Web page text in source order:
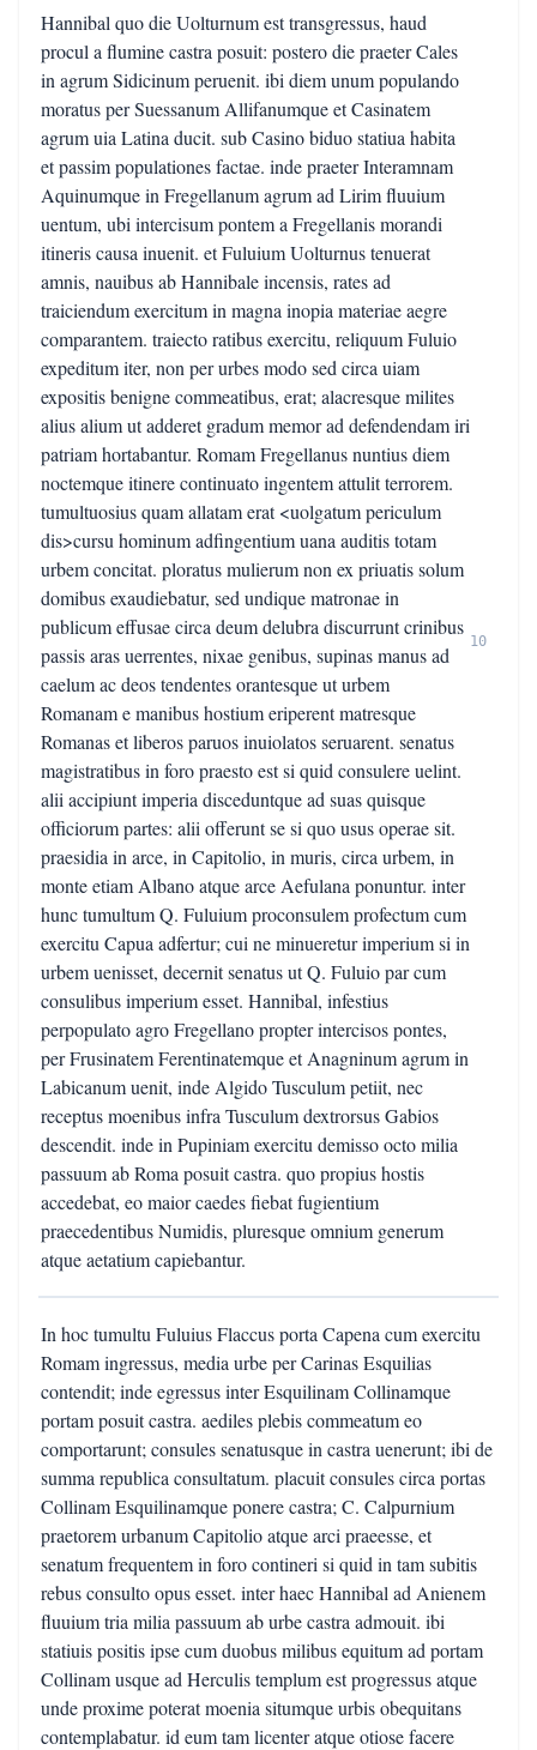
Hannibal quo die Uolturnum est transgressus, haud
procul a flumine castra posuit: postero die praeter Cales
in agrum Sidicinum peruenit. ibi diem unum populando
moratus per Suessanum Allifanumque et Casinatem
agrum uia Latina ducit. sub Casino biduo statiua habita
et passim populationes factae. inde praeter Interamnam
Aquinumque in Fregellanum agrum ad Lirim fluuium
uentum, ubi intercisum pontem a Fregellanis morandi
itineris causa inuenit. et Fuluium Uolturnus tenuerat
amnis, nauibus ab Hannibale incensis, rates ad
traiciendum exercitum in magna inopia materiae aegre
comparantem. traiecto ratibus exercitu, reliquum Fuluio
expeditum iter, non per urbes modo sed circa uiam
expositis benigne commeatibus, erat; alacresque milites
alius alium ut adderet gradum memor ad defendendam iri
patriam hortabantur. Romam Fregellanus nuntius diem
noctemque itinere continuato ingentem attulit terrorem.
tumultuosius quam allatam erat <uolgatum periculum
dis>cursu hominum adfingentium uana auditis totam
urbem concitat. ploratus mulierum non ex priuatis solum
domibus exaudiebatur, sed undique matronae in
publicum effusae circa deum delubra discurrunt crinibus
passis aras uerrentes, nixae genibus, supinas manus ad
caelum ac deos tendentes orantesque ut urbem
Romanam e manibus hostium eriperent matresque
Romanas et liberos paruos inuiolatos seruarent. senatus
magistratibus in foro praesto est si quid consulere uelint.
alii accipiunt imperia disceduntque ad suas quisque
officiorum partes: alii offerunt se si quo usus operae sit.
praesidia in arce, in Capitolio, in muris, circa urbem, in
monte etiam Albano atque arce Aefulana ponuntur. inter
hunc tumultum Q. Fuluium proconsulem profectum cum
exercitu Capua adfertur; cui ne minueretur imperium si in
urbem uenisset, decernit senatus ut Q. Fuluio par cum
consulibus imperium esset. Hannibal, infestius
perpopulato agro Fregellano propter intercisos pontes,
per Frusinatem Ferentinatemque et Anagninum agrum in
Labicanum uenit, inde Algido Tusculum petiit, nec
receptus moenibus infra Tusculum dextrorsus Gabios
descendit. inde in Pupiniam exercitu demisso octo milia
passuum ab Roma posuit castra. quo propius hostis
accedebat, eo maior caedes fiebat fugientium
praecedentibus Numidis, pluresque omnium generum
atque aetatium capiebantur.
10
In hoc tumultu Fuluius Flaccus porta Capena cum exercitu
Romam ingressus, media urbe per Carinas Esquilias
contendit; inde egressus inter Esquilinam Collinamque
portam posuit castra. aediles plebis commeatum eo
comportarunt; consules senatusque in castra uenerunt; ibi de
summa republica consultatum. placuit consules circa portas
Collinam Esquilinamque ponere castra; C. Calpurnium
praetorem urbanum Capitolio atque arci praeesse, et
senatum frequentem in foro contineri si quid in tam subitis
rebus consulto opus esset. inter haec Hannibal ad Anienem
fluuium tria milia passuum ab urbe castra admouit. ibi
statiuis positis ipse cum duobus milibus equitum ad portam
Collinam usque ad Herculis templum est progressus atque
unde proxime poterat moenia situmque urbis obequitans
contemplabatur. id eum tam licenter atque otiose facere